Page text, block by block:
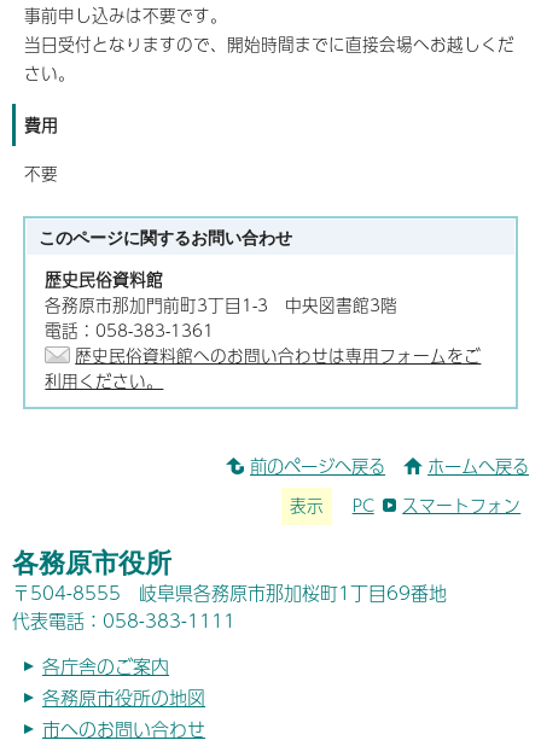
事前申し込みは不要です。
当日受付となりますので、開始時間までに直接会場へお越しくだ
さい。
費用
不要
このページに関するお問い合わせ
歴史民俗資料館
各務原市那加門前町3丁目1-3 中央図書館3階
電話：058-383-1361
歴史民俗資料館へのお問い合わせは専用フォームをご
利用ください。
前のページへ戻る ホームへ戻る
表示 PC スマートフォン
各務原市役所
〒504-8555 岐阜県各務原市那加桜町1丁目69番地
代表電話：058-383-1111
各庁舎のご案内
各務原市役所の地図
市へのお問い合わせ